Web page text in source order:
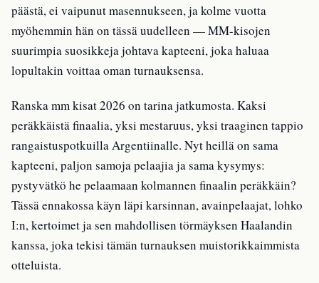
päästä, ei vaipunut masennukseen, ja kolme vuotta
myöhemmin hän on tässä uudelleen — MM-kisojen
suurimpia suosikkeja johtava kapteeni, joka haluaa
lopultakin voittaa oman turnauksensa.
Ranska mm kisat 2026 on tarina jatkumosta. Kaksi
peräkkäistä finaalia, yksi mestaruus, yksi traaginen tappio
rangaistuspotkuilla Argentiinalle. Nyt heillä on sama
kapteeni, paljon samoja pelaajia ja sama kysymys:
pystyvätkö he pelaamaan kolmannen finaalin peräkkäin?
Tässä ennakossa käyn läpi karsinnan, avainpelaajat, lohko
I:n, kertoimet ja sen mahdollisen törmäyksen Haalandin
kanssa, joka tekisi tämän turnauksen muistorikkaimmista
otteluista.